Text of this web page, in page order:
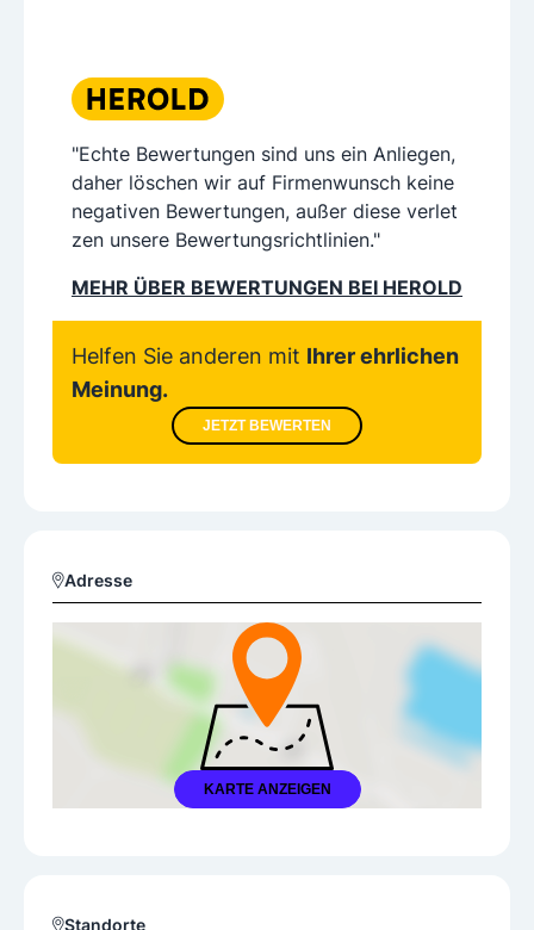
"Echte Bewertungen sind uns ein Anliegen,
daher löschen wir auf Firmenwunsch keine
negativen Bewertungen, außer diese verlet
zen unsere Bewertungsrichtlinien."
MEHR ÜBER BEWERTUNGEN BEI HEROLD
Helfen Sie anderen mit Ihrer ehrlichen
Meinung.
JETZT BEWERTEN
Adresse
KARTE ANZEIGEN
Standorte